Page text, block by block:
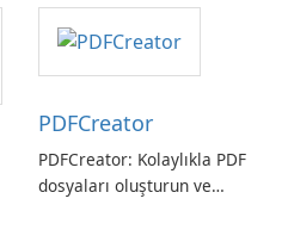
PDFCreator
PDFCreator: Kolaylıkla PDF
dosyaları oluşturun ve